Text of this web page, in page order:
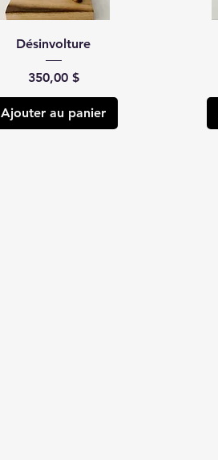
Désinvolture
Prix
350,00 $
Ajouter au panier